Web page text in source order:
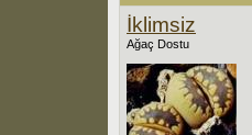
İklimsiz
Ağaç Dostu